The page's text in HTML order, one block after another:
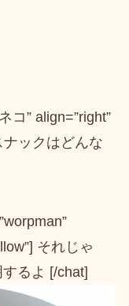
コ” align=”right”
ナックはどんな
それじゃ
るよ [/chat]